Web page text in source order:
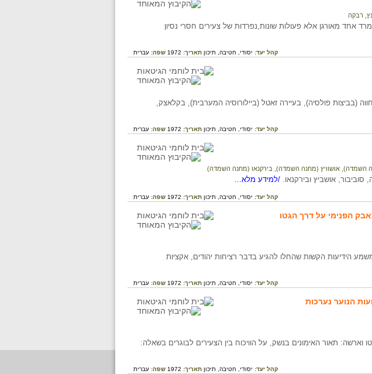
רבקה
אחד מאורגן אלא פעולות שונות,נפרדות של צעירים חסרי נסיון
קהל יעד: יסודי, חטיבה, תיכון תאריך: 1972 שפה: עברית
(בביצות פולסיה), בעיירה זאטל (ביילורוסיה המערבית), בקלאצק,
קהל יעד: יסודי, חטיבה, תיכון תאריך: 1972 שפה: עברית
השמדה) אושוויץ (מחנה השמדה) בירקנאו (מחנה השמדה)
אושביץ ובירקנאו. /למידע מלא...
קהל יעד: יסודי, חטיבה, תיכון תאריך: 1972 שפה: עברית
הפנימי על דרך הגטו
הידיעות הקשות שהחלו להגיע בדבר רציחות יהודים, אקציות
קהל יעד: יסודי, חטיבה, תיכון תאריך: 1972 שפה: עברית
הנוער נערכות
תאור האימונים בנשק, על הוויכוח בין הצעירים לבוגרים בשאלה:
קהל יעד: יסודי, חטיבה, תיכון תאריך: 1972 שפה: עברית